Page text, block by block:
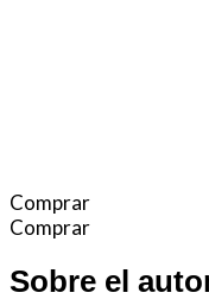
Comprar
Comprar
Sobre el